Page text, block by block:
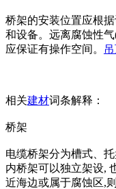
桥架的安装位置应根
和设备。远离腐蚀性
应保证有操作空间。
相关建材词条解释：
桥架
电缆桥架分为槽式、
内桥架可以独立架设,
近海边或属于腐蚀区,